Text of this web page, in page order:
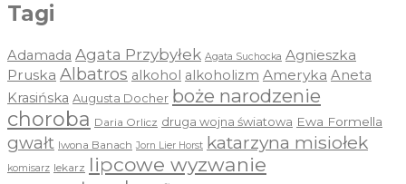
Tagi
Adamada Agata Przybyłek Agata Suchocka Agnieszka
Pruska Albatros alkohol alkoholizm Ameryka Aneta
Krasińska Augusta Docher boże narodzenie
choroba Daria Orlicz druga wojna światowa Ewa Formella
gwałt Iwona Banach Jorn Lier Horst katarzyna misiołek
komisarz lekarz lipcowe wyzwanie